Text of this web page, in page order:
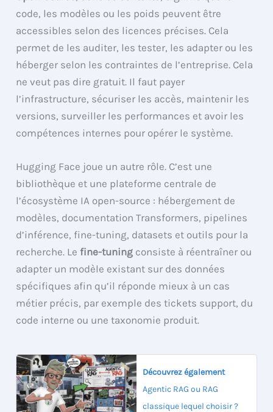
code, les modèles ou les poids peuvent être
accessibles selon des licences précises. Cela
permet de les auditer, les tester, les adapter ou les
héberger selon les contraintes de l’entreprise. Cela
ne veut pas dire gratuit. Il faut payer
l’infrastructure, sécuriser les accès, maintenir les
versions, surveiller les performances et avoir les
compétences internes pour opérer le système.
Hugging Face joue un autre rôle. C’est une
bibliothèque et une plateforme centrale de
l’écosystème IA open-source : hébergement de
modèles, documentation Transformers, pipelines
d’inférence, fine-tuning, datasets et outils pour la
recherche. Le fine-tuning consiste à réentraîner ou
adapter un modèle existant sur des données
spécifiques afin qu’il réponde mieux à un cas
métier précis, par exemple des tickets support, du
code interne ou une taxonomie produit.
Découvrez également
Agentic RAG ou RAG
classique lequel choisir ?